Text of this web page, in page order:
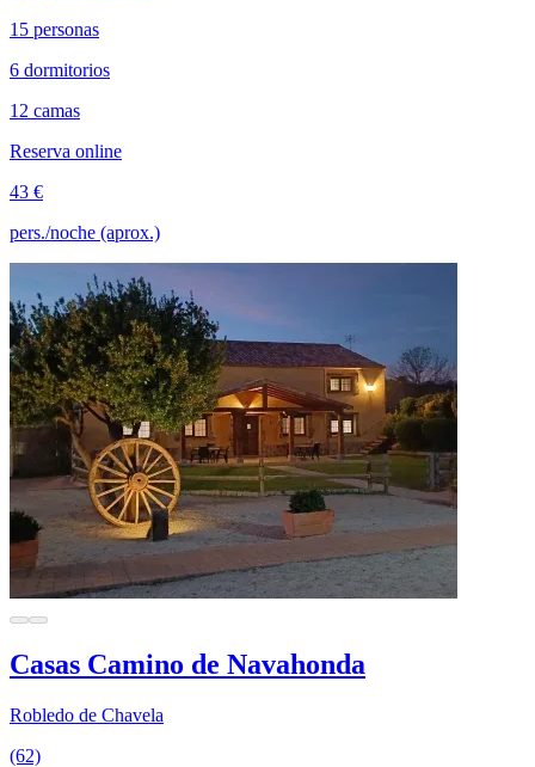
15 personas
6 dormitorios
12 camas
Reserva online
43 €
pers./noche (aprox.)
Casas Camino de Navahonda
Robledo de Chavela
(62)